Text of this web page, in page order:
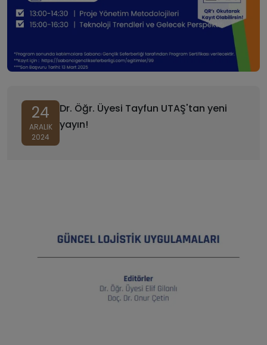
24
ARALIK
2024
Dr. Öğr. Üyesi Tayfun UTAŞ'tan yeni
yayın!